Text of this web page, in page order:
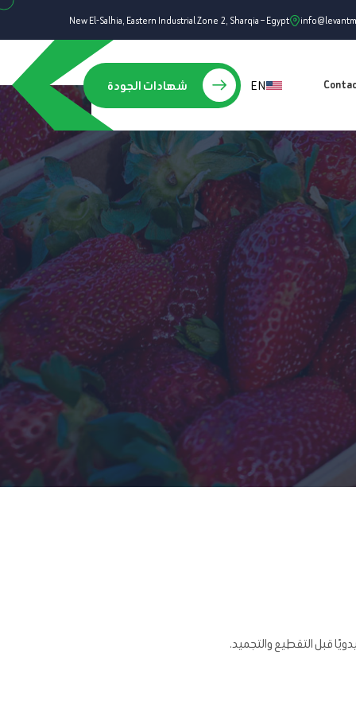
New El-Salhia, Eastern Industrial Zone 2, Sharqia – Egypt
EN شهادات الجودة
قبل التقطيع والتجميد.